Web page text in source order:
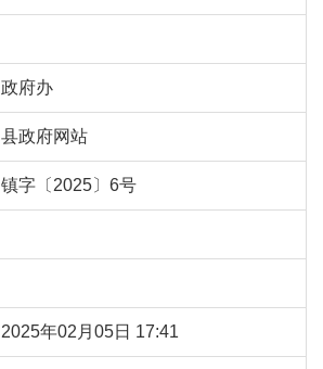
政府办
县政府网站
镇字〔2025〕6号
2025年02月05日 17:41